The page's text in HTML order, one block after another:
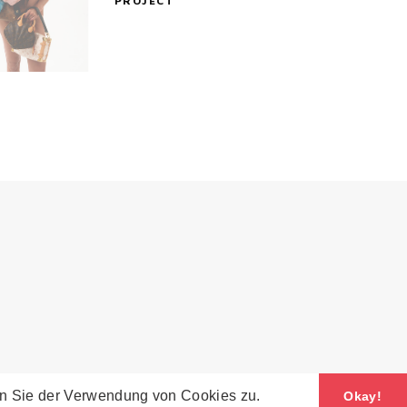
Sie der Verwendung von Cookies zu. Okay!